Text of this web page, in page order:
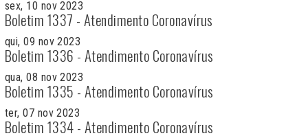
sex, 10 nov 2023
Boletim 1337 - Atendimento Coronavírus
qui, 09 nov 2023
Boletim 1336 - Atendimento Coronavírus
qua, 08 nov 2023
Boletim 1335 - Atendimento Coronavírus
ter, 07 nov 2023
Boletim 1334 - Atendimento Coronavírus